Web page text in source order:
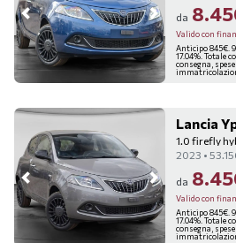
da
Valido con
Anticipo 845€.
17.04%. Totale
consegna,
Lancia
1.0 firefly
2023 •
da
Valido con
Anticipo 845€.
17.04%. Totale
consegna,